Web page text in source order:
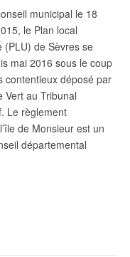
municipal le 18
le Plan local
(PLU) de Sèvres se
mai 2016 sous le coup
contentieux déposé par
Vert au Tribunal
Le règlement
de Monsieur est un
départemental